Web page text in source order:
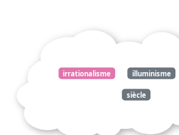
irrationalisme illuminisme
siècle